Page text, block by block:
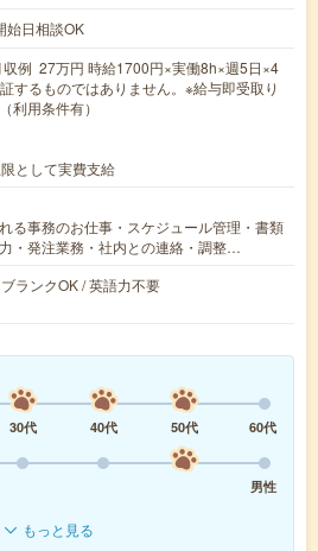
日相談OK
例 27万円 時給1700円×実働8h×週5日×4
するものではありません。※給与即受取り
利用条件有）
として実費支給
る事務のお仕事・スケジュール管理・書類
・発注業務・社内との連絡・調整…
ランクOK / 英語力不要
30代 40代 50代
60代
男性
もっと見る